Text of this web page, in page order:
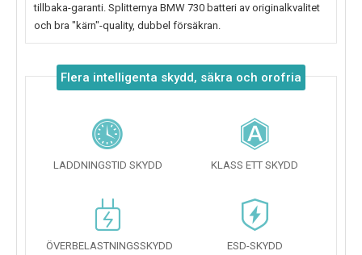
tillbaka-garanti. Splitternya BMW 730 batteri av originalkvalitet
och bra "kärn"-quality, dubbel försäkran.
Flera intelligenta skydd, säkra och orofria
LADDNINGSTID SKYDD KLASS ETT SKYDD
ÖVERBELASTNINGSSKYDD ESD-SKYDD